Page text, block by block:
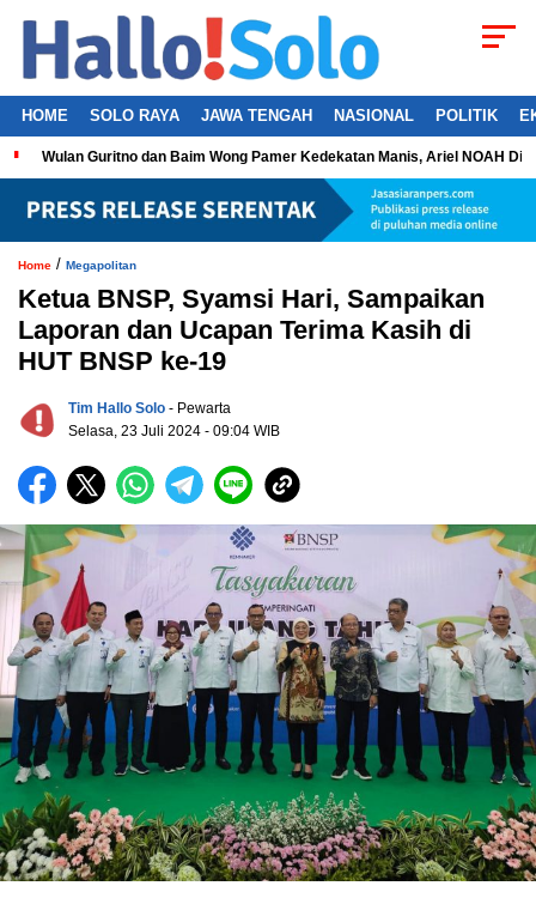
HOME SOLO RAYA JAWA TENGAH NASIONAL POLITIK
Wulan Guritno dan Baim Wong Pamer Kedekatan Manis, Ariel NOAH
Home / Megapolitan
Ketua BNSP, Syamsi Hari, Sampaikan
Laporan dan Ucapan Terima Kasih di
HUT BNSP ke-19
Tim Hallo Solo - Pewarta
Selasa, 23 Juli 2024 - 09:04 WIB